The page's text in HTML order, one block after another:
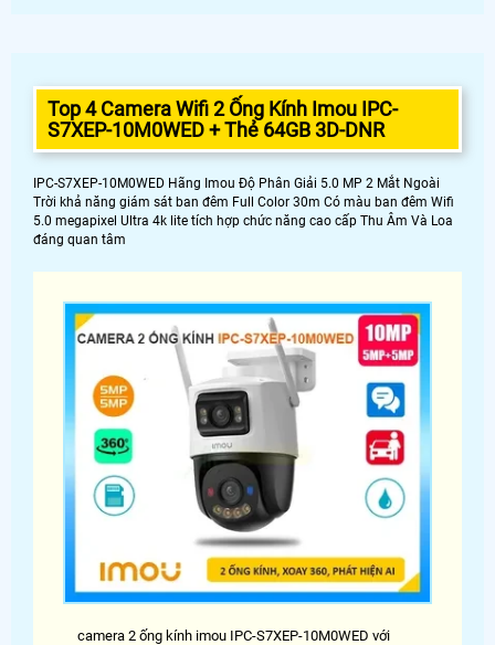
Top 4 Camera Wifi 2 Ống Kính Imou IPC-
S7XEP-10M0WED + Thẻ 64GB 3D-DNR
IPC-S7XEP-10M0WED Hãng Imou Độ Phân Giải 5.0 MP 2 Mắt Ngoài
Trời khả năng giám sát ban đêm Full Color 30m Có màu ban đêm Wifi
5.0 megapixel Ultra 4k lite tích hợp chức năng cao cấp Thu Âm Và Loa
đáng quan tâm
camera 2 ống kính imou IPC-S7XEP-10M0WED với